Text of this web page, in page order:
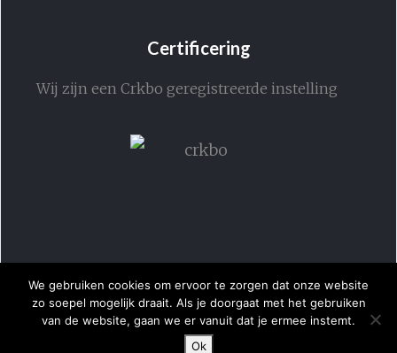
Certificering
Wij zijn een Crkbo geregistreerde instelling
We gebruiken cookies om ervoor te zorgen dat onze website
zo soepel mogelijk draait. Als je doorgaat met het gebruiken
van de website, gaan we er vanuit dat je ermee instemt.
Ok